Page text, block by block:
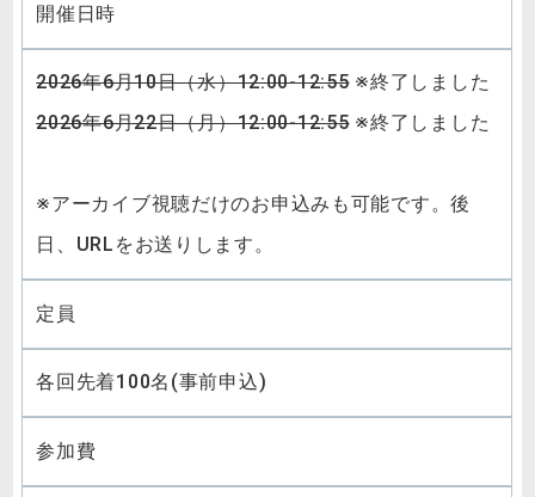
開催日時
2026年6月10日（水）12:00-12:55※終了しました
2026年6月22日（月）12:00-12:55※終了しました
※アーカイブ視聴だけのお申込みも可能です。後
日、URLをお送りします。
定員
各回先着100名(事前申込)
参加費